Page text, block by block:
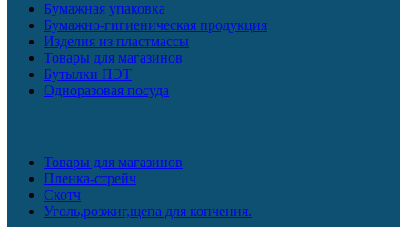
Бумажная упаковка
Бумажно-гигиеническая продукция
Изделия из пластмассы
Товары для магазинов
Бутылки ПЭТ
Одноразовая посуда
Товары для магазинов
Пленка-стрейч
Скотч
Уголь,розжиг,щепа для копчения.